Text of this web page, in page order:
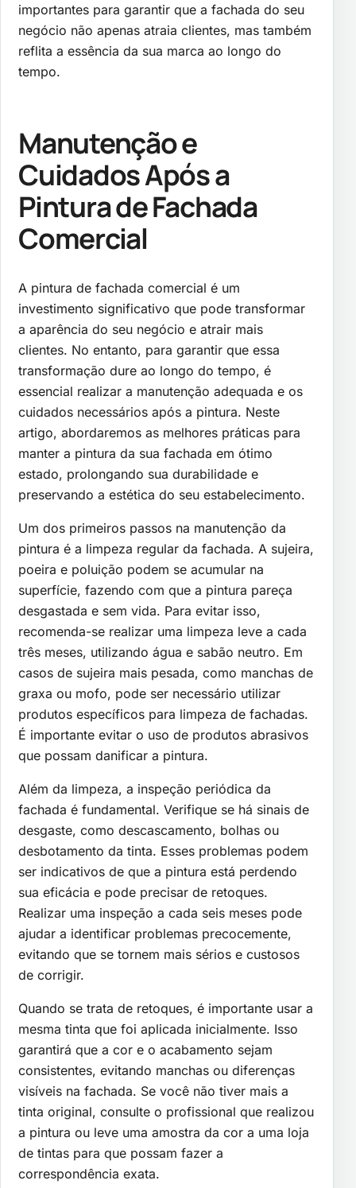
importantes para garantir que a fachada do seu
negócio não apenas atraia clientes, mas também
reflita a essência da sua marca ao longo do
tempo.
Manutenção e
Cuidados Após a
Pintura de Fachada
Comercial
A pintura de fachada comercial é um
investimento significativo que pode transformar
a aparência do seu negócio e atrair mais
clientes. No entanto, para garantir que essa
transformação dure ao longo do tempo, é
essencial realizar a manutenção adequada e os
cuidados necessários após a pintura. Neste
artigo, abordaremos as melhores práticas para
manter a pintura da sua fachada em ótimo
estado, prolongando sua durabilidade e
preservando a estética do seu estabelecimento.
Um dos primeiros passos na manutenção da
pintura é a limpeza regular da fachada. A sujeira,
poeira e poluição podem se acumular na
superfície, fazendo com que a pintura pareça
desgastada e sem vida. Para evitar isso,
recomenda-se realizar uma limpeza leve a cada
três meses, utilizando água e sabão neutro. Em
casos de sujeira mais pesada, como manchas de
graxa ou mofo, pode ser necessário utilizar
produtos específicos para limpeza de fachadas.
É importante evitar o uso de produtos abrasivos
que possam danificar a pintura.
Além da limpeza, a inspeção periódica da
fachada é fundamental. Verifique se há sinais de
desgaste, como descascamento, bolhas ou
desbotamento da tinta. Esses problemas podem
ser indicativos de que a pintura está perdendo
sua eficácia e pode precisar de retoques.
Realizar uma inspeção a cada seis meses pode
ajudar a identificar problemas precocemente,
evitando que se tornem mais sérios e custosos
de corrigir.
Quando se trata de retoques, é importante usar a
mesma tinta que foi aplicada inicialmente. Isso
garantirá que a cor e o acabamento sejam
consistentes, evitando manchas ou diferenças
visíveis na fachada. Se você não tiver mais a
tinta original, consulte o profissional que realizou
a pintura ou leve uma amostra da cor a uma loja
de tintas para que possam fazer a
correspondência exata.